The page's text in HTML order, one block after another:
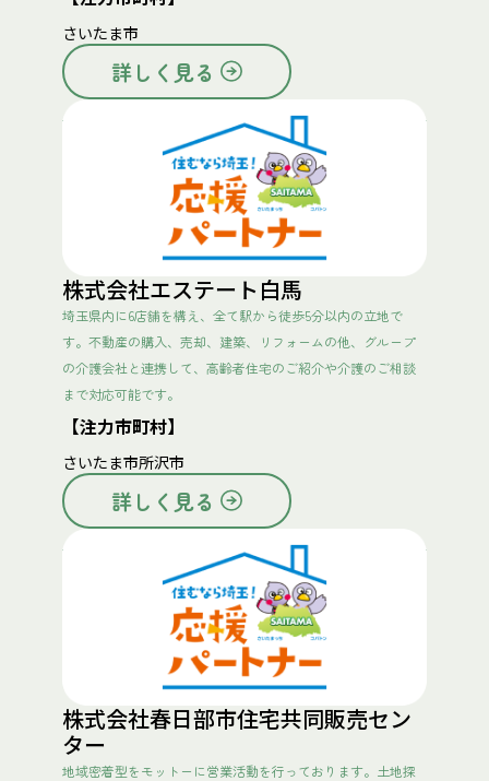
さいたま市
詳しく見る
株式会社エステート白馬
埼玉県内に6店舗を構え、全て駅から徒歩5分以内の立地で
す。不動産の購入、売却、建築、リフォームの他、グループ
の介護会社と連携して、高齢者住宅のご紹介や介護のご相談
まで対応可能です。
【注力市町村】
さいたま市所沢市
詳しく見る
株式会社春日部市住宅共同販売セン
ター
地域密着型をモットーに営業活動を行っております。土地探